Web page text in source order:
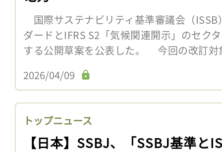
国際サステナビリティ基準審議会（ISSB
ダードとIFRS S2「気候関連開示」のセク
する公開草案を公表した。 今回の改訂対
2026/04/09
トップニュース
【日本】SSBJ、「SSBJ基準と